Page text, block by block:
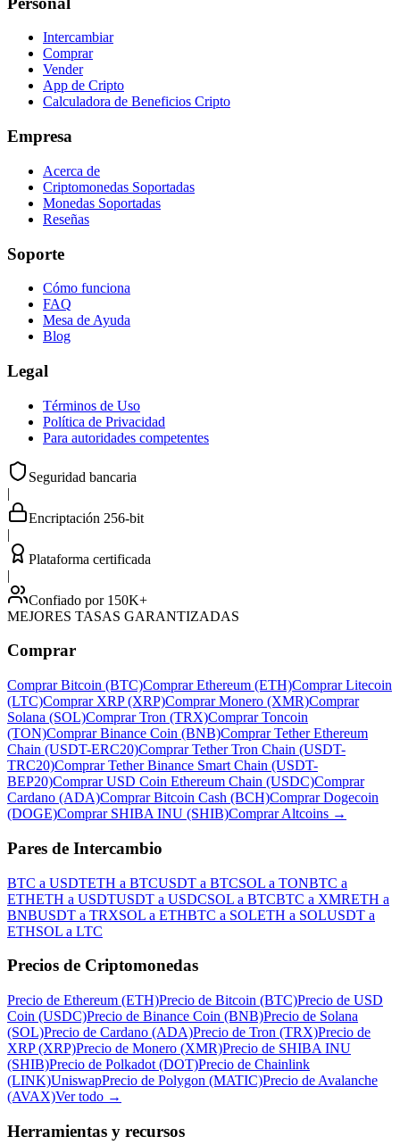
Intercambiar
Comprar
Vender
App de Cripto
Calculadora de Beneficios Cripto
Empresa
Acerca de
Criptomonedas Soportadas
Monedas Soportadas
Reseñas
Soporte
Cómo funciona
FAQ
Mesa de Ayuda
Blog
Legal
Términos de Uso
Política de Privacidad
Para autoridades competentes
Seguridad bancaria
|
Encriptación 256-bit
|
Plataforma certificada
|
Confiado por 150K+
MEJORES TASAS GARANTIZADAS
Comprar
Comprar Bitcoin (BTC)Comprar Ethereum (ETH)Comprar Litecoin
(LTC)Comprar XRP (XRP)Comprar Monero (XMR)Comprar
Solana (SOL)Comprar Tron (TRX)Comprar Toncoin
(TON)Comprar Binance Coin (BNB)Comprar Tether Ethereum
Chain (USDT-ERC20)Comprar Tether Tron Chain (USDT-
TRC20)Comprar Tether Binance Smart Chain (USDT-
BEP20)Comprar USD Coin Ethereum Chain (USDC)Comprar
Cardano (ADA)Comprar Bitcoin Cash (BCH)Comprar Dogecoin
(DOGE)Comprar SHIBA INU (SHIB)Comprar Altcoins →
Pares de Intercambio
BTC a USDTETH a BTCUSDT a BTCSOL a TONBTC a
ETHETH a USDTUSDT a USDCSOL a BTCBTC a XMRETH a
BNBUSDT a TRXSOL a ETHBTC a SOLETH a SOLUSDT a
ETHSOL a LTC
Precios de Criptomonedas
Precio de Ethereum (ETH)Precio de Bitcoin (BTC)Precio de USD
Coin (USDC)Precio de Binance Coin (BNB)Precio de Solana
(SOL)Precio de Cardano (ADA)Precio de Tron (TRX)Precio de
XRP (XRP)Precio de Monero (XMR)Precio de SHIBA INU
(SHIB)Precio de Polkadot (DOT)Precio de Chainlink
(LINK)UniswapPrecio de Polygon (MATIC)Precio de Avalanche
(AVAX)Ver todo →
Herramientas y recursos